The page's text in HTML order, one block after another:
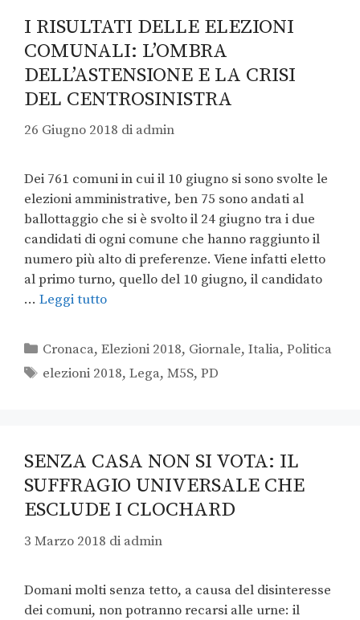
I RISULTATI DELLE ELEZIONI
COMUNALI: L’OMBRA
DELL’ASTENSIONE E LA CRISI
DEL CENTROSINISTRA
26 Giugno 2018 di admin
Dei 761 comuni in cui il 10 giugno si sono svolte le
elezioni amministrative, ben 75 sono andati al
ballottaggio che si è svolto il 24 giugno tra i due
candidati di ogni comune che hanno raggiunto il
numero più alto di preferenze. Viene infatti eletto
al primo turno, quello del 10 giugno, il candidato
… Leggi tutto
Cronaca,Elezioni 2018, Giornale,Italia,Politica
elezioni 2018,Lega,M5S,PD
SENZA CASA NON SI VOTA: IL
SUFFRAGIO UNIVERSALE CHE
ESCLUDE I CLOCHARD
3 Marzo 2018 di admin
Domani molti senza tetto, a causa del disinteresse
dei comuni, non potranno recarsi alle urne: il